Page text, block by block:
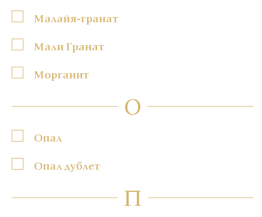
Малайя-гранат
Мали Гранат
Морганит
О
Опал
Опал дублет
П